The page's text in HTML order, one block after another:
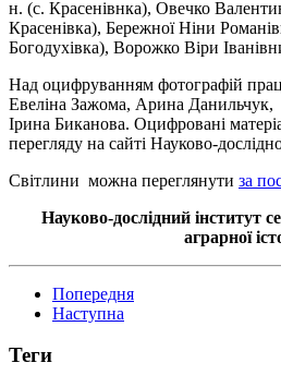
н. (с. Красенівнка), Овечко
Красенівка), Бережної Ніни
Богодухівка), Ворожко Віри
Над оцифруванням фотографій
Евеліна Зажома, Арина Данильчук,
Ірина Биканова. Оцифровані
перегляду на сайті Науково-
Світлини можна переглянути за
Науково-дослідний інститут
аграрної
Попередня
Наступна
Теги